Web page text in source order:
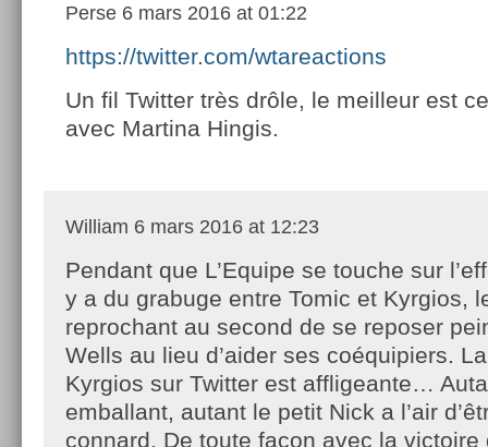
Perse 6 mars 2016 at 01:22
https://twitter.com/wtareactions
Un fil Twitter très drôle, le meilleur est
avec Martina Hingis.
William 6 mars 2016 at 12:23
Pendant que L’Equipe se touche sur
y a du grabuge entre Tomic et Kyrgios,
reprochant au second de se reposer
Wells au lieu d’aider ses coéquipiers.
Kyrgios sur Twitter est affligeante…
emballant, autant le petit Nick a l’air
connard. De toute façon avec la victoire